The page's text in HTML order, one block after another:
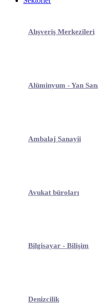
Alışveriş Merkezileri
Alüminyum - Yan
Ambalaj Sanayii
Avukat büroları
Bilgisayar - Bilişim
Denizcilik